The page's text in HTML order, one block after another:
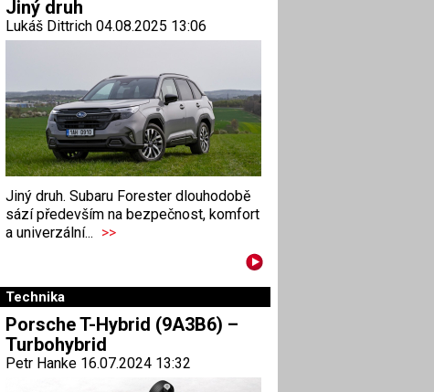
Jiný druh
Lukáš Dittrich 04.08.2025 13:06
Jiný druh. Subaru Forester dlouhodobě
sází především na bezpečnost, komfort
a univerzální... >>
Technika
Porsche T-Hybrid (9A3B6) –
Turbohybrid
Petr Hanke 16.07.2024 13:32